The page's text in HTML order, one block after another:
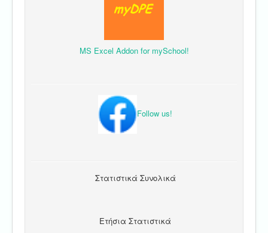
MS Excel Addon for mySchool!
Follow us!
Στατιστικά Συνολικά
Ετήσια Στατιστικά